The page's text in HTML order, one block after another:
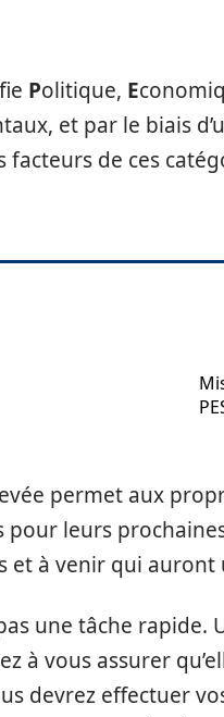
Politique, E
et par le biais
facteurs de ces
permet aux
pour leurs
et à venir qui
une tâche rapide.
à vous assurer
devrez effectuer